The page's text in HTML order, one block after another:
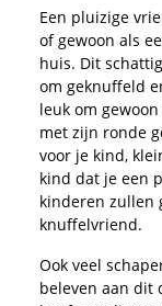
Een pluizige
of gewoon als
huis. Dit
om geknuffeld
leuk om
met zijn ronde
voor je kind,
kind dat je een
kinderen zullen
knuffelvriend.
Ook veel
beleven aan dit